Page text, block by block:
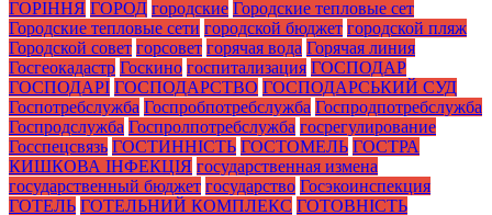
ГОРІННЯ ГОРОД городские Городские тепловые сет
Городские тепловые сети городской бюджет городской пляж
Городской совет горсовет горячая вода Горячая линия
Госгеокадастр Госкино госпитализация ГОСПОДАР
ГОСПОДАРІ ГОСПОДАРСТВО ГОСПОДАРСЬКИЙ СУД
Госпотребслужба Госпробпотребслужба Госпродпотребслужба
Госпродслужба Госпролпотребслужба госрегулирование
Госспецсвязь ГОСТИННІСТЬ ГОСТОМЕЛЬ ГОСТРА
КИШКОВА ІНФЕКЦІЯ государственная измена
государственный бюджет государство Госэкоинспекция
ГОТЕЛЬ ГОТЕЛЬНИЙ КОМПЛЕКС ГОТОВНІСТЬ